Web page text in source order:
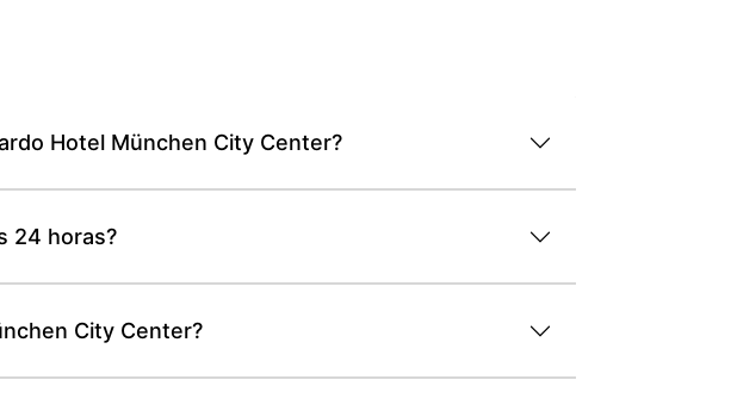
Hotel München City Center?
24 horas?
City Center?